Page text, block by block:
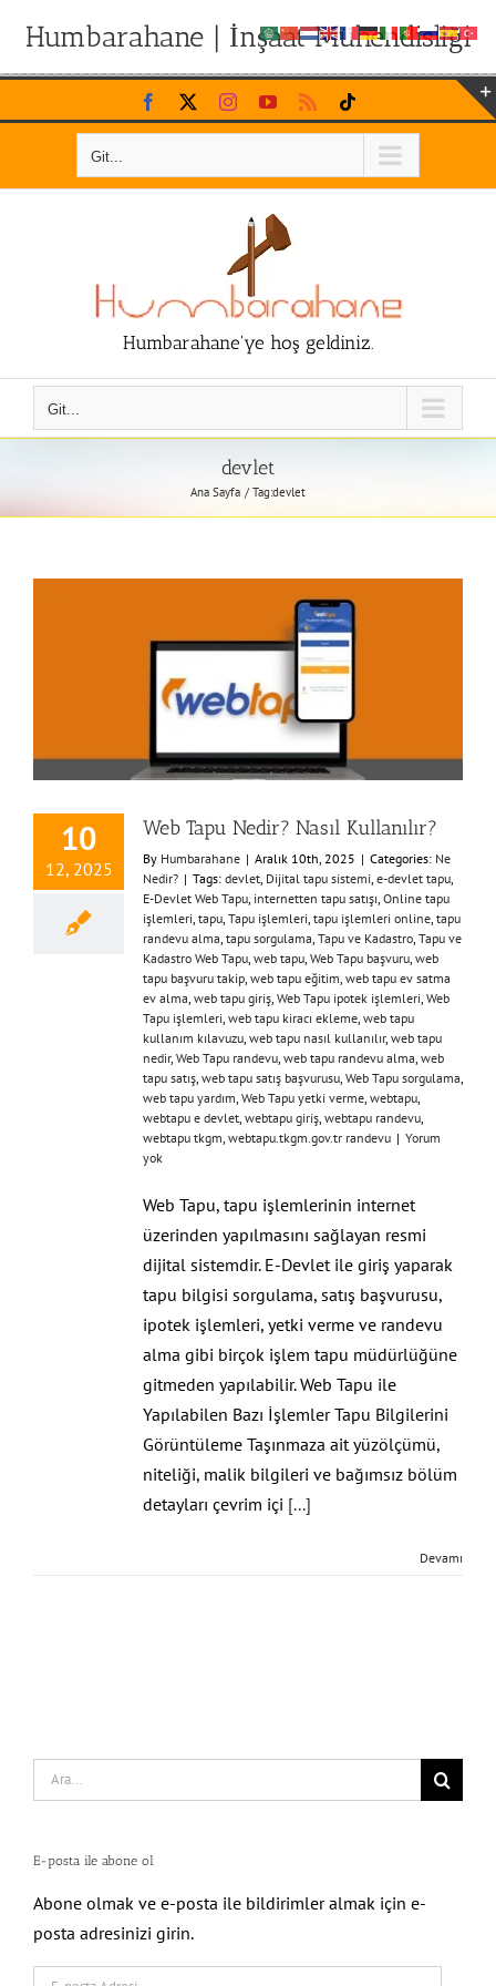
Humbarahane | İnşaat Mühendisliği
Skip
to
Facebook InstagramYouTubeRss
Git...
Humbarahane'ye hoş geldiniz.
Git...
devlet
Ana Sayfa Tag:devlet
10
12, 2025
Web Tapu Nedir? Nasıl Kullanılır?
By Humbarahane | Aralık 10th, 2025 | Categories: Ne
Nedir? | Tags: devlet Dijital tapu sistemi e-devlet tapu
E-Devlet Web Tapu internetten tapu satışı Online tapu
işlemleri tapu Tapu işlemleri tapu işlemleri online tapu
randevu alma tapu sorgulama Tapu ve Kadastro Tapu ve
Kadastro Web Tapu web tapu Web Tapu başvuru web
tapu başvuru takip web tapu eğitim web tapu ev satma
ev alma web tapu giriş Web Tapu ipotek işlemleri Web
Tapu işlemleri web tapu kiracı ekleme web tapu
kullanım kılavuzu web tapu nasıl kullanılır, web tapu
nedir, Web Tapu randevu web tapu randevu alma web
tapu satış web tapu satış başvurusu Web Tapu sorgulama
web tapu yardım Web Tapu yetki verme webtapu
webtapu e devlet webtapu giriş webtapu randevu
webtapu tkgm webtapu.tkgm.gov.tr randevu | Yorum
yok
Web Tapu, tapu işlemlerinin internet
üzerinden yapılmasını sağlayan resmi
dijital sistemdir. E-Devlet ile giriş yaparak
tapu bilgisi sorgulama, satış başvurusu,
ipotek işlemleri, yetki verme ve randevu
alma gibi birçok işlem tapu müdürlüğüne
gitmeden yapılabilir. Web Tapu ile
Yapılabilen Bazı İşlemler Tapu Bilgilerini
Görüntüleme Taşınmaza ait yüzölçümü,
niteliği, malik bilgileri ve bağımsız bölüm
detayları çevrim içi [...]
Devamı
Search
for:
E-posta ile abone ol
Abone olmak ve e-posta ile bildirimler almak için e-
posta adresinizi girin.